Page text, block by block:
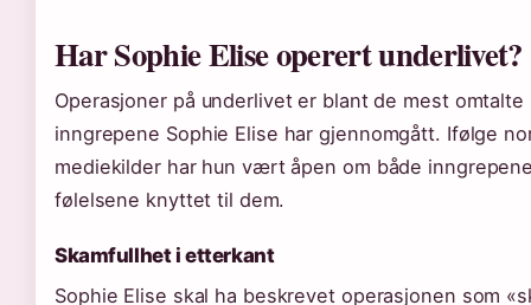
Har Sophie Elise operert underlivet?
Operasjoner på underlivet er blant de mest omtalte
inngrepene Sophie Elise har gjennomgått. Ifølge
mediekilder har hun vært åpen om både
følelsene knyttet til dem.
Skamfullhet i etterkant
Sophie Elise skal ha beskrevet operasjonen som